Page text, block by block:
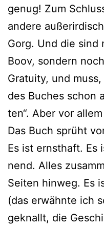
genug! Zum
ande­re
Gorg. Und die sind
Boov, son­dern
Gratuity, und
des Buches schon
ten“. Aber vor
Das Buch sprüht
Es ist ernst­haft.
nend. Alles
Seiten hin­weg. Es
(das erwähn­te ich
ge­knallt, die